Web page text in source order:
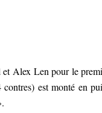
et Alex Len pour le
est monté en